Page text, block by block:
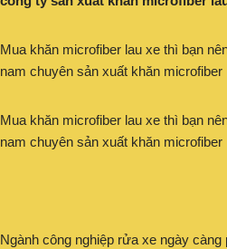
Mua khăn microfiber lau xe thì bạn
nam chuyên sản xuất khăn microfiber
Mua khăn microfiber lau xe thì bạn
nam chuyên sản xuất khăn microfiber
Ngành công nghiệp rửa xe ngày